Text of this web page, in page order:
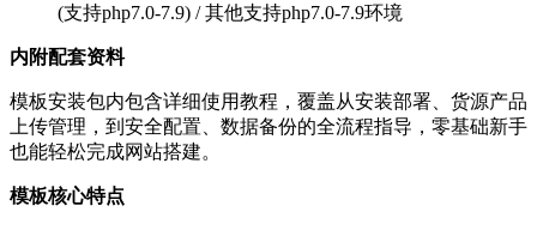
(支持php7.0-7.9) / 其他支持php7.0-7.9环境
内附配套资料
模板安装包内包含详细使用教程，覆盖从安装部署、货源产品
上传管理，到安全配置、数据备份的全流程指导，零基础新手
也能轻松完成网站搭建。
模板核心特点